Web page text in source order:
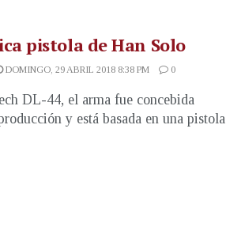
pistola de Han Solo
DOMINGO, 29 ABRIL 2018 8:38 PM 0
DL-44, el arma fue concebida
y está basada en una pistola